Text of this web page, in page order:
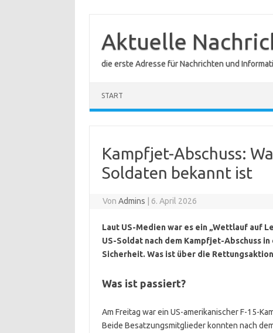
springen
Aktuelle
die erste Adresse für Nachrichten und
START
Kampfjet-Abschuss:
Soldaten bekannt ist
VonAdmins 6. April 2026
Laut US-Medien war es ein „Wettlauf auf
US-Soldat nach dem Kampfjet-Abschuss
Sicherheit. Was ist über die
Was ist passiert?
Am Freitag war ein US-amerikanischer F-15-
Beide Besatzungsmitglieder konnten nach